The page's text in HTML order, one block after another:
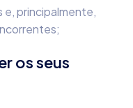
e, principalmente,
os seus